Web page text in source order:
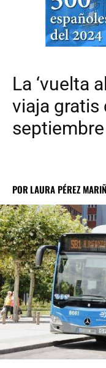
La ‘vuelta
viaja gratis
septiembre
POR LAURA PÉREZ